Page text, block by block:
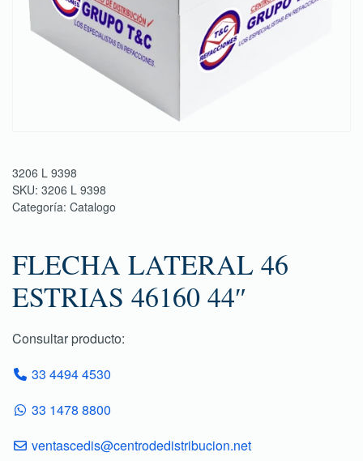
3206 L 9398
SKU: 3206 L 9398
Categoría: Catalogo
FLECHA LATERAL 46
ESTRIAS 46160 44″
Consultar producto:
33 4494 4530
33 1478 8800
ventascedis@centrodedistribucion.net